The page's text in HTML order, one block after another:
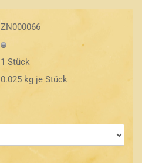
ZN000066
1 Stück
0.025kg je Stück